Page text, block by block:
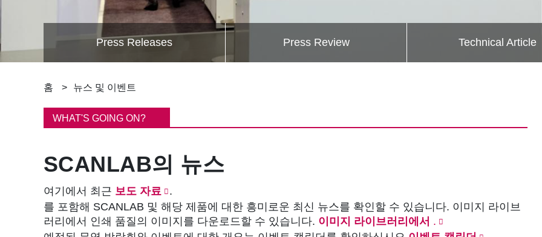
Press Releases Press Review Technical Article
이
동
로
홈 뉴스 및 이벤트
WHAT'S GOING ON?
SCANLAB의 뉴스
여기에서 최근 보도 자료
.
를 포함해 SCANLAB 및 해당 제품에 대한 흥미로운 최신 뉴스를 확인할 수 있습니다. 이미지 라이브
러리에서 인쇄 품질의 이미지를 다운로드할 수 있습니다. 이미지 라이브러리에서 .